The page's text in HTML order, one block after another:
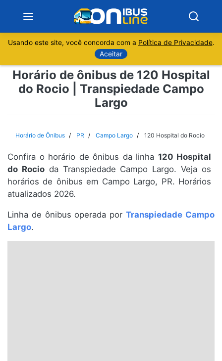
Sobre
Rio de Janeiro
Espírito Santo
Santa Catarina
Usando este site, você concorda com a Política de Privacidade.
Aceitar
Horário de ônibus de 120 Hospital
do Rocio | Transpiedade Campo
Largo
Horário de Ônibus PR Campo Largo 120 Hospital do Rocio
Confira o horário de ônibus da linha 120 Hospital
do Rocioda Transpiedade Campo Largo. Veja os
horários de ônibus em Campo Largo, PR. Horários
atualizados 2026.
Linha de ônibus operada porTranspiedade Campo
Largo.